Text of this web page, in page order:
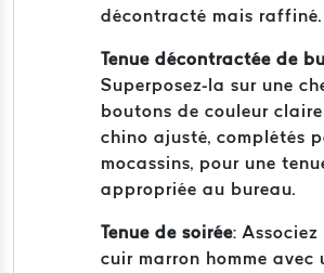
décontracté mais raffiné.
Tenue décontractée de
Superposez-la sur une
boutons de couleur
chino ajusté, complétés
mocassins, pour une
appropriée au bureau.
Tenue de soirée:
cuir marron homme avec